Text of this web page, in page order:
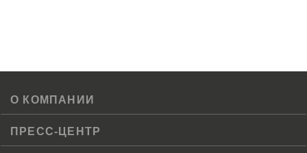
О КОМПАНИИ
ПРЕСС-ЦЕНТР